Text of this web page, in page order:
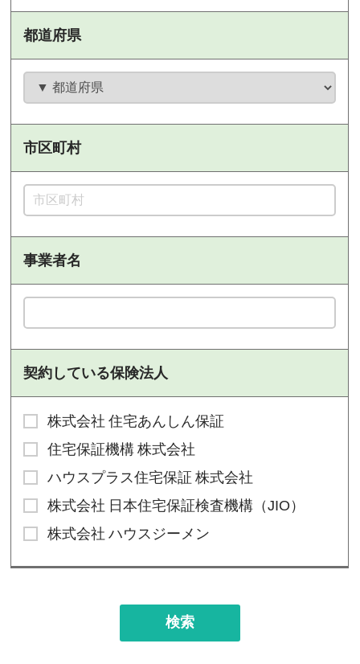
都道府県
市区町村
事業者名
契約している保険法人
株式会社 住宅あんしん保証
住宅保証機構 株式会社
ハウスプラス住宅保証 株式会社
株式会社 日本住宅保証検査機構（JIO）
株式会社 ハウスジーメン
検索